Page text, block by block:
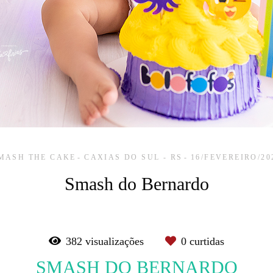
THE CAKE CAXIAS DO SUL - RS 16/FEVEREIRO/
Smash do Bernardo
382 visualizações 0 curtidas
SMASH DO BERNARDO